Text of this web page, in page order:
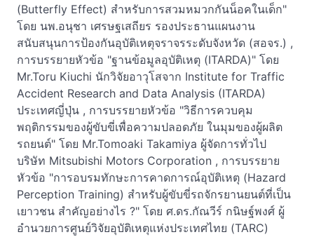
(Butterfly Effect) สำหรับการสวมหมวกกันน็อคในเด็ก"
โดย นพ.อนุชา เศรษฐเสถียร รองประธานแผนงาน
สนับสนุนการป้องกันอุบัติเหตุจราจรระดับจังหวัด (สอจร.) ,
การบรรยายหัวข้อ "ฐานข้อมูลอุบัติเหตุ (ITARDA)" โดย
Mr.Toru Kiuchi นักวิจัยอาวุโสจาก Institute for Traffic
Accident Research and Data Analysis (ITARDA)
ประเทศญี่ปุ่น , การบรรยายหัวข้อ "วิธีการควบคุม
พฤติกรรมของผู้ขับขี่เพื่อความปลอดภัย ในมุมของผู้ผลิต
รถยนต์" โดย Mr.Tomoaki Takamiya ผู้จัดการทั่วไป
บริษัท Mitsubishi Motors Corporation , การบรรยาย
หัวข้อ "การอบรมทักษะการคาดการณ์อุบัติเหตุ (Hazard
Perception Training) สำหรับผู้ขับขี่รถจักรยานยนต์ที่เป็น
เยาวชน สำคัญอย่างไร ?" โดย ศ.ดร.กัณวีร์ กนิษฐ์พงศ์ ผู้
อำนวยการศูนย์วิจัยอุบัติเหตุแห่งประเทศไทย (TARC)